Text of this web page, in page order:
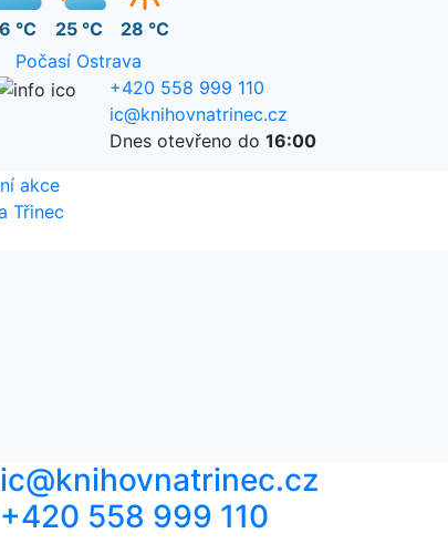
°C 25 °C
28 °C
Počasí Ostrava
+420 558 999 110
ic@knihovnatrinec.cz
Dnes otevřeno do 16:00
akce
Třinec
ic@knihovnatrinec.cz
+420 558 999 110